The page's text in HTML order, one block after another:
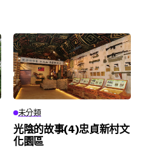
未分類
光陰的故事(4)忠貞新村文
化園區